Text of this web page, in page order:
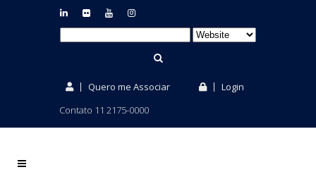
Quero me Associar
Login
Contato 11 2175-0000